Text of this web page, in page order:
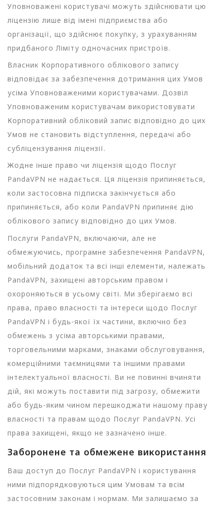
Уповноважені користувачі можуть здійснювати цю
ліцензію лише від імені підприємства або
організації, що здійснює покупку, з урахуванням
придбаного Ліміту одночасних пристроїв.
Власник Корпоративного облікового запису
відповідає за забезпечення дотримання цих Умов
усіма Уповноваженими користувачами. Дозвіл
Уповноваженим користувачам використовувати
Корпоративний обліковий запис відповідно до цих
Умов не становить відступлення, передачі або
субліцензування ліцензії.
Жодне інше право чи ліцензія щодо Послуг
PandaVPN не надається. Ця ліцензія припиняється,
коли застосовна підписка закінчується або
припиняється, або коли PandaVPN припиняє дію
облікового запису відповідно до цих Умов.
Послуги PandaVPN, включаючи, але не
обмежуючись, програмне забезпечення PandaVPN,
мобільний додаток та всі інші елементи, належать
PandaVPN, захищені авторським правом і
охороняються в усьому світі. Ми зберігаємо всі
права, право власності та інтереси щодо Послуг
PandaVPN і будь-якої їх частини, включно без
обмежень з усіма авторськими правами,
торговельними марками, знаками обслуговування,
комерційними таємницями та іншими правами
інтелектуальної власності. Ви не повинні вчиняти
дій, які можуть поставити під загрозу, обмежити
або будь-яким чином перешкоджати нашому праву
власності та правам щодо Послуг PandaVPN. Усі
права захищені, якщо не зазначено інше.
Заборонене та обмежене використання
Ваш доступ до Послуг PandaVPN і користування
ними підпорядковуються цим Умовам та всім
застосовним законам і нормам. Ми залишаємо за